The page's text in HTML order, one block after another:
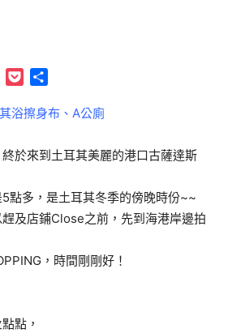
Sina
Pocket
浴擦身布、A公廁
於來到土耳其美麗的港口古薩達斯
點多，是土耳其冬季的傍晚時份~~
及店鋪Close之前，先到海港岸邊拍
，時間剛剛好！
點，